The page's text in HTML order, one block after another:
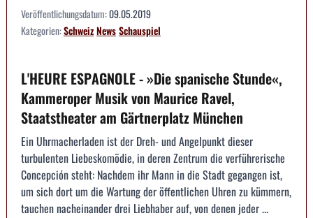
Veröffentlichungsdatum:09.05.2019
Kategorien:SchweizNewsSchauspiel
L'HEURE ESPAGNOLE - »Die spanische Stunde«,
Kammeroper Musik von Maurice Ravel,
Staatstheater am Gärtnerplatz München
Ein Uhrmacherladen ist der Dreh- und Angelpunkt dieser
turbulenten Liebeskomödie, in deren Zentrum die verführerische
Concepción steht: Nachdem ihr Mann in die Stadt gegangen ist,
um sich dort um die Wartung der öffentlichen Uhren zu kümmern,
tauchen nacheinander drei Liebhaber auf, von denen jeder ...